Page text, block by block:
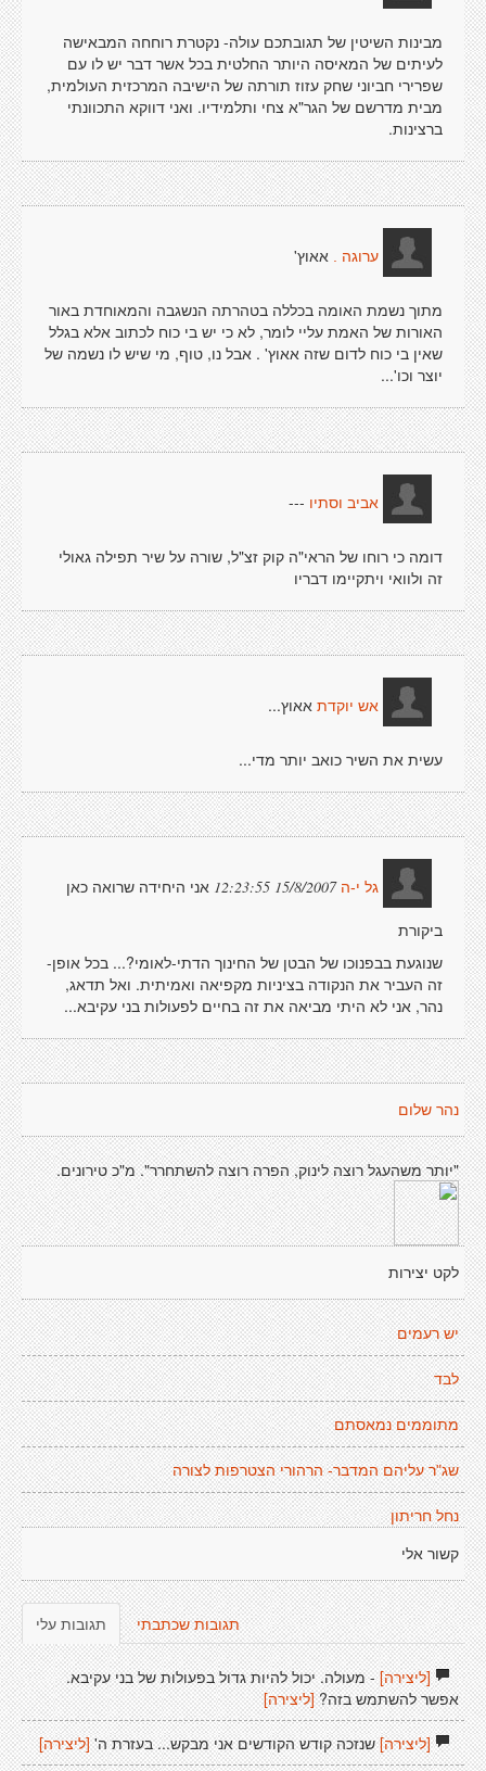
מבינות השיטין של תגובתכם עולה- נקטרת רוחחה המבאישה
לעיתים של המאיסה היותר החלטית בכל אשר דבר יש לו עם
שפרירי חביוני שחק עזוז תורתה של הישיבה המרכזית העולמית,
מבית מדרשם של הגר"א צחי ותלמידיו. ואני דווקא התכוונתי
ברצינות.
ערוגה . אאוץ'
מתוך נשמת האומה בכללה בטהרתה הנשגבה והמאוחדת באור
האורות של האמת עליי לומר, לא כי יש בי כוח לכתוב אלא בגלל
שאין בי כוח לדום שזה אאוץ' . אבל נו, טוף, מי שיש לו נשמה של
יוצר וכו'...
אביב וסתיו ---
דומה כי רוחו של הראי"ה קוק זצ"ל, שורה על שיר תפילה גאולי
זה ולוואי ויתקיימו דבריו
אש יוקדת אאוץ...
עשית את השיר כואב יותר מדי...
גל י-ה15/8/2007 12:23:55
אני היחידה שרואה כאן
ביקורת
שנוגעת בבפנוכו של הבטן של החינוך הדתי-לאומי?... בכל אופן-
זה העביר את הנקודה בציניות מקפיאה ואמיתית. ואל תדאג,
נהר, אני לא היתי מביאה את זה בחיים לפעולות בני עקיבא...
נהר שלום
"יותר משהעגל רוצה לינוק, הפרה רוצה להשתחרר". מ"כ טירונים.
לקט יצירות
יש רעמים
לבד
מתוממים נמאסתם
שג"ר עליהם המדבר- הרהורי הצטרפות לצורה
נחל חריתון
קשור אלי
תגובות עלי תגובות שכתבתי
[ליצירה]- מעולה. יכול להיות גדול בפעולות של בני עקיבא.
אפשר להשתמש בזה? [ליצירה]
[ליצירה]שנזכה קודש הקודשים אני מבקש... בעזרת ה' [ליצירה]